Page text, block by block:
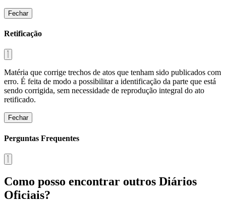
Fechar
Retificação
Matéria que corrige trechos de atos que tenham sido publicados com
erro. É feita de modo a possibilitar a identificação da parte que está
sendo corrigida, sem necessidade de reprodução integral do ato
retificado.
Fechar
Perguntas Frequentes
Como posso encontrar outros Diários
Oficiais?